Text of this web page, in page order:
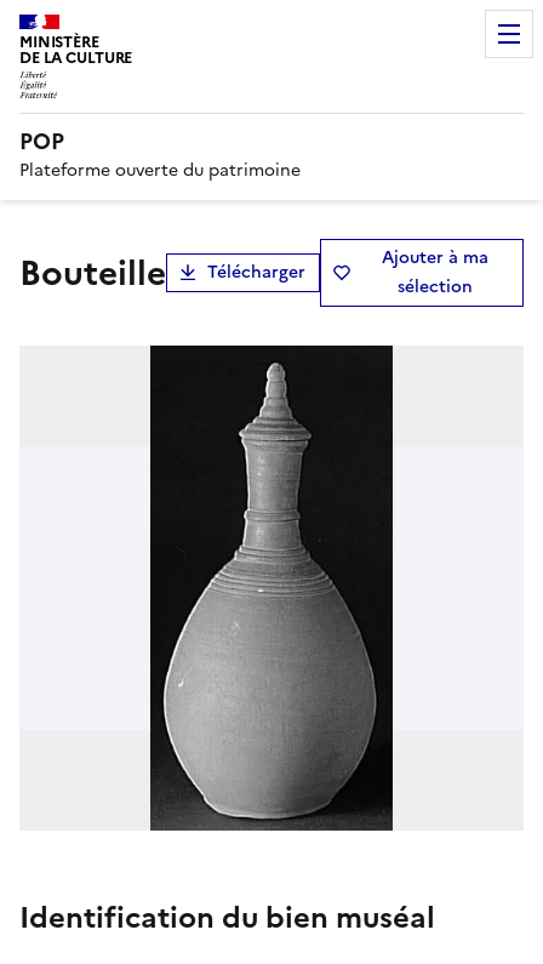
MINISTÈRE
DE LA CULTURE
POP
Plateforme ouverte du patrimoine
bouteille Télécharger
Ajouter à ma
sélection
Identification du bien muséal